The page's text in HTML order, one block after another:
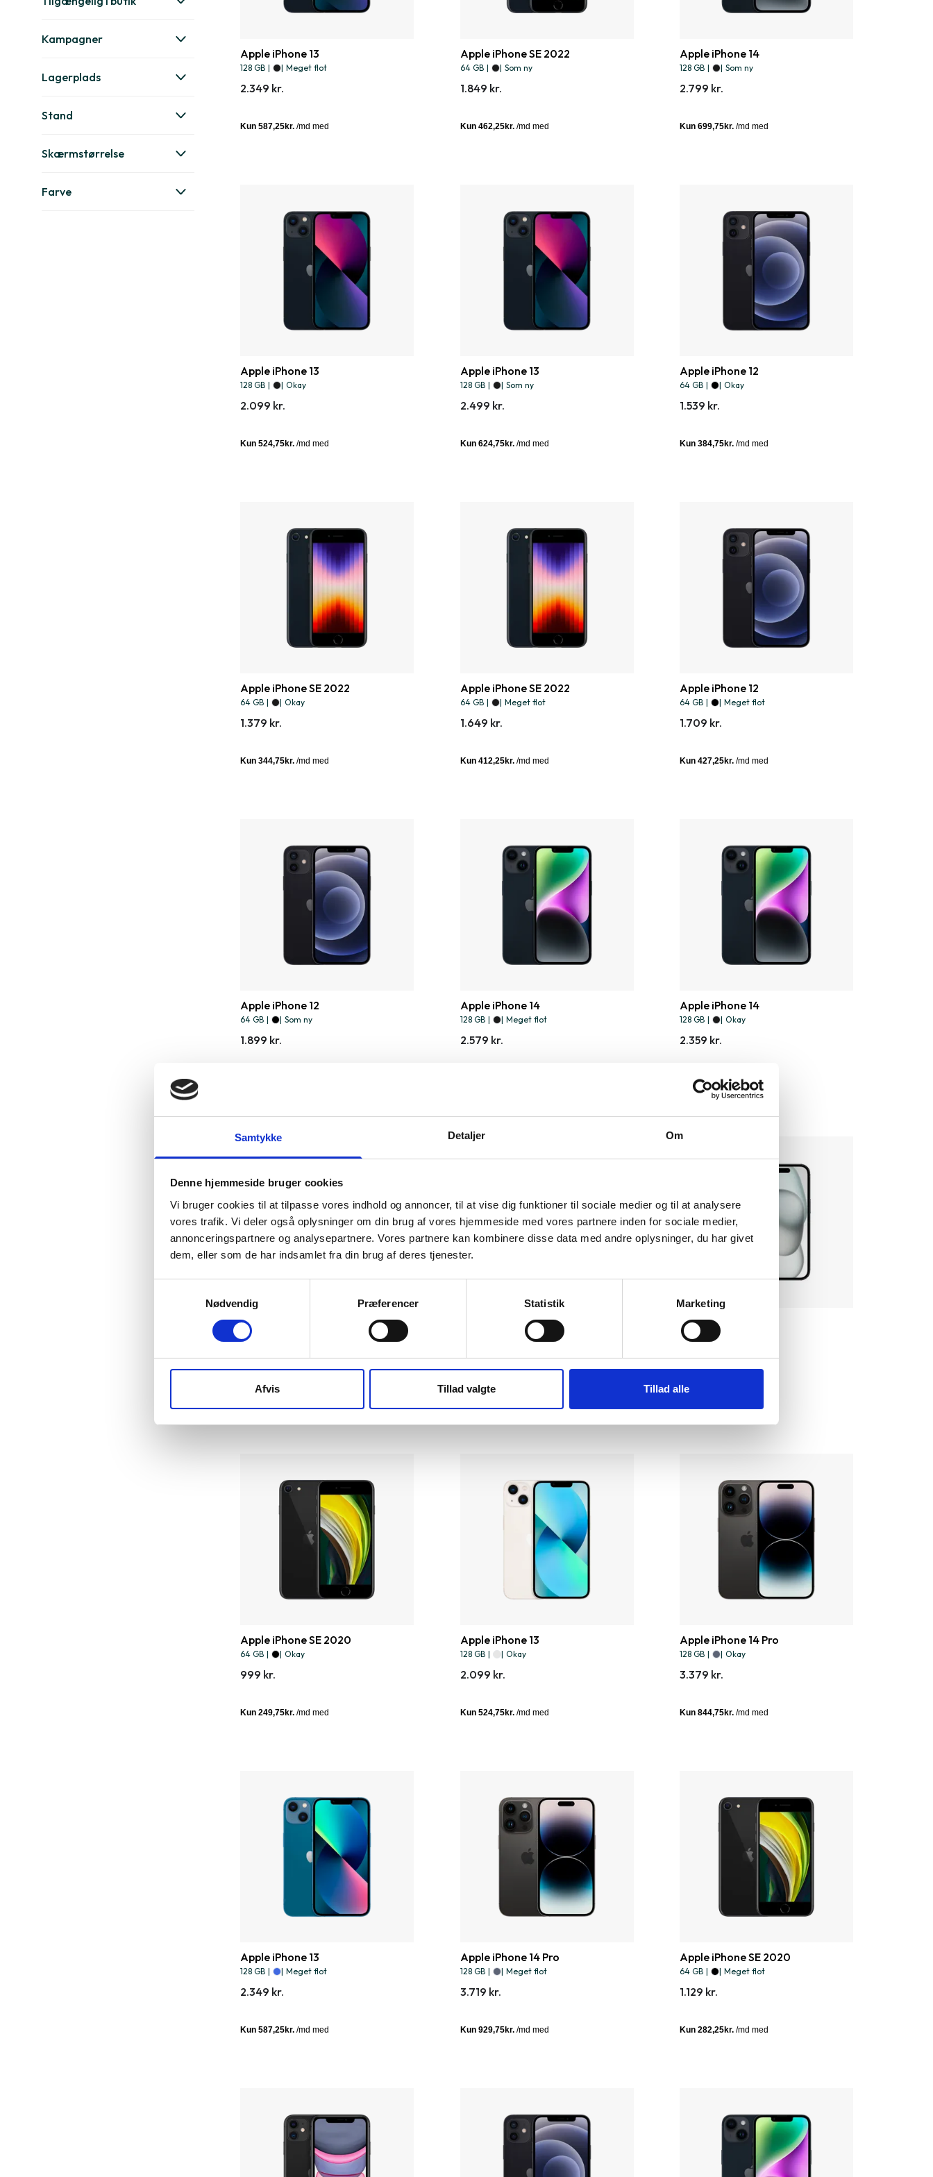
Samtykke Detaljer Om
Denne hjemmeside bruger cookies
Vi bruger cookies til at tilpasse vores indhold og annoncer, til at vise dig funktioner til sociale medier og til at analysere
vores trafik. Vi deler også oplysninger om din brug af vores hjemmeside med vores partnere inden for sociale medier,
annonceringspartnere og analysepartnere. Vores partnere kan kombinere disse data med andre oplysninger, du har givet
dem, eller som de har indsamlet fra din brug af deres tjenester.
Nødvendig
Præferencer Statistik Marketing
Afvis Tillad valgte Tillad alle
Kampagner
Lagerplads
Stand
Skærmstørrelse
Farve
Apple iPhone 13
128 GB | | Meget flot
2.349 kr.
Apple iPhone SE 2022
64 GB | | Som ny
1.849 kr.
Apple iPhone 14
128 GB | | Som ny
2.799 kr.
Apple iPhone 13
128 GB | | Okay
2.099 kr.
Apple iPhone 13
128 GB | | Som ny
2.499 kr.
Apple iPhone 12
64 GB | | Okay
1.539 kr.
Apple iPhone SE 2022
64 GB | | Okay
1.379 kr.
Apple iPhone SE 2022
64 GB | | Meget flot
1.649 kr.
Apple iPhone 12
64 GB | | Meget flot
1.709 kr.
Apple iPhone 12
64 GB | | Som ny
1.899 kr.
Apple iPhone 14
128 GB | | Meget flot
2.579 kr.
Apple iPhone 14
128 GB | | Okay
2.359 kr.
Apple iPhone 15
128 GB
3.399 kr.
Apple iPhone 14 Pro Max
Som ny
4.299 kr.
Apple iPhone 15
128 GB
3.199 kr.
Apple iPhone SE 2020
64 GB | | Okay
999 kr.
Apple iPhone 13
128 GB | | Okay
2.099 kr.
Apple iPhone 14 Pro
128 GB | | Okay
3.379 kr.
Apple iPhone 13
128 GB | | Meget flot
2.349 kr.
Apple iPhone 14 Pro
128 GB | | Meget flot
3.719 kr.
Apple iPhone SE 2020
64 GB | | Meget flot
1.129 kr.